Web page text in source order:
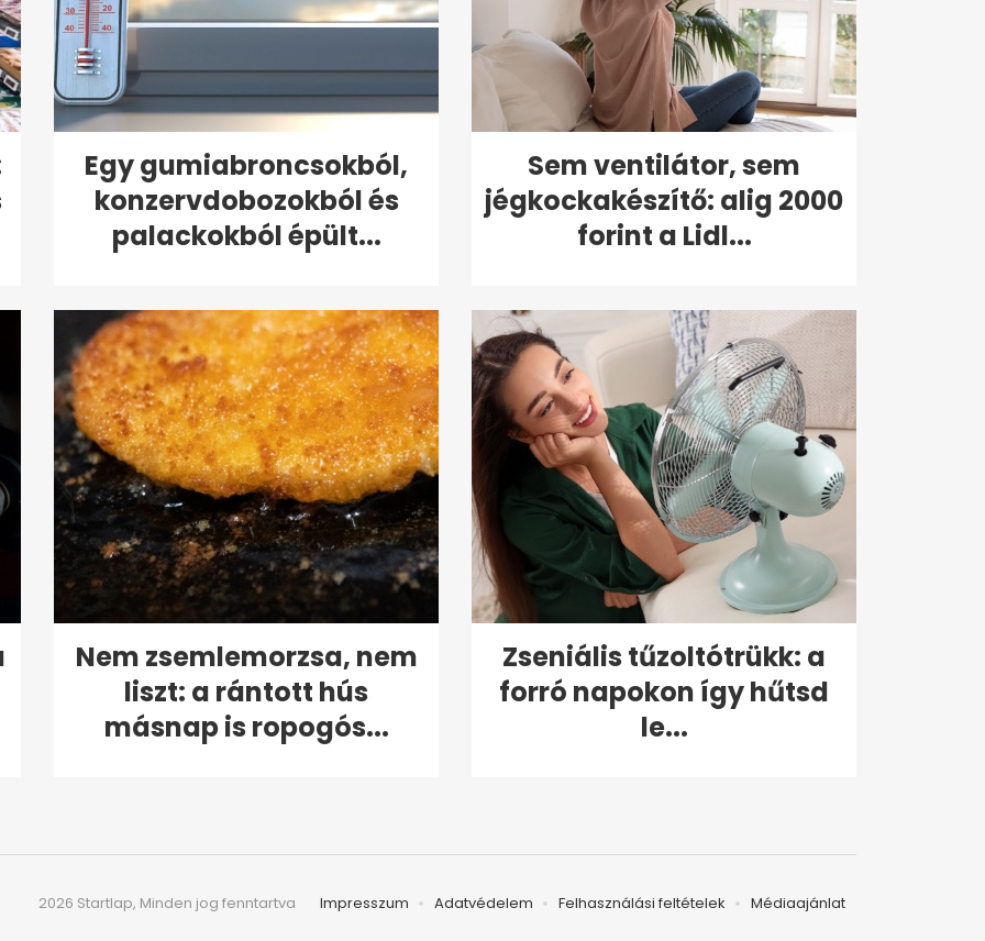
Egy gumiabroncsokból,
konzervdobozokból és
palackokból épült...
Sem ventilátor, sem
jégkockakészítő: alig 2000
forint a Lidl...
Nem zsemlemorzsa, nem
liszt: a rántott hús
másnap is ropogós...
Zseniális tűzoltótrükk: a
forró napokon így hűtsd
le...
Impresszum Adatvédelem Felhasználási feltételek Médiaajánlat
2026 Startlap, Minden jog fenntartva